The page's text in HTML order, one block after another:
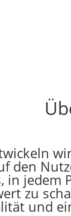
den
in jedem
zu
und